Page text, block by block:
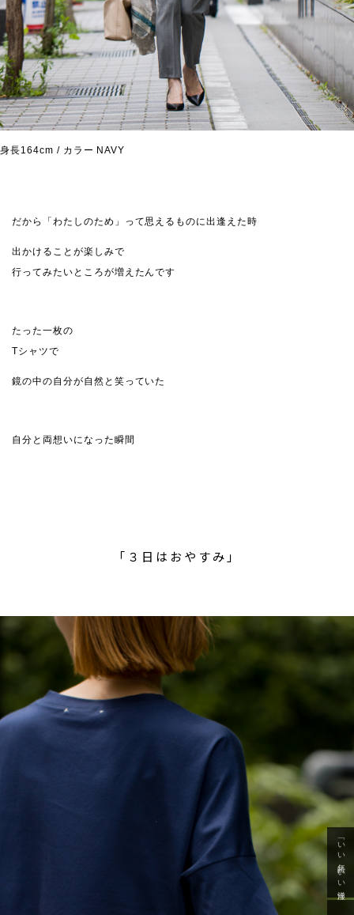
身長164cm / カラー NAVY
だから「わたしのため」って思えるものに出逢えた時
出かけることが楽しみで
行ってみたいところが増えたんです
たった一枚の
Tシャツで
鏡の中の自分が自然と笑っていた
自分と両想いになった瞬間
「３日はおやすみ」
「いい年齢 いい洋服」